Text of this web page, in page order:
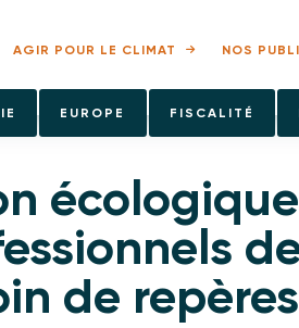
AGIR POUR LE CLIMAT NOS
EUROPE FISCALITÉ
de